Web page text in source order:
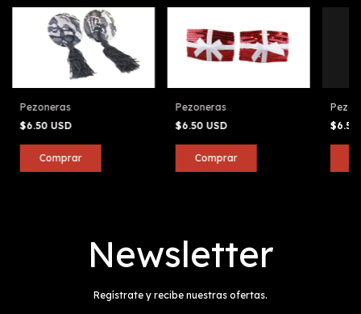
Pezoneras
$6.50 USD
Pezoneras
$6.50 USD
$6.50
Newsletter
Regístrate y recibe nuestras ofertas.